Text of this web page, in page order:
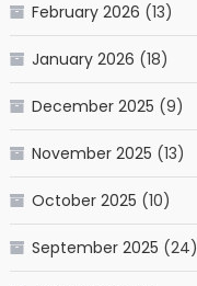
February 2026 (13)
January 2026 (18)
December 2025 (9)
November 2025 (13)
October 2025 (10)
September 2025 (24)